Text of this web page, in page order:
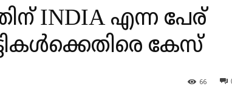
INDIA എന്ന പേര്
കേസ്
66